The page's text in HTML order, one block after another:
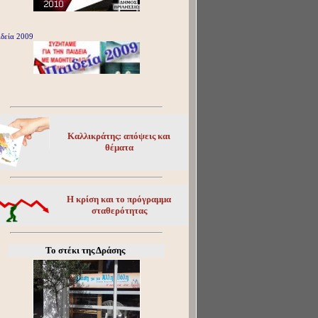
2009
Καλλικράτης: απόψεις και
θέματα
Η κρίση και το πρόγραμμα
σταθερότητας
Το στέκι της Δράσης